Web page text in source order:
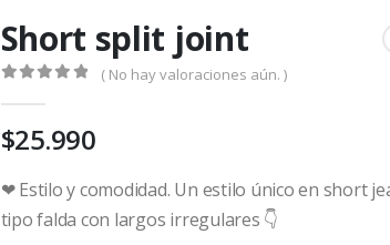
Short split joint
( No hay valoraciones aún. )
$25.990
❤ Estilo y comodidad. Un estilo único en short
tipo falda con largos irregulares 👇